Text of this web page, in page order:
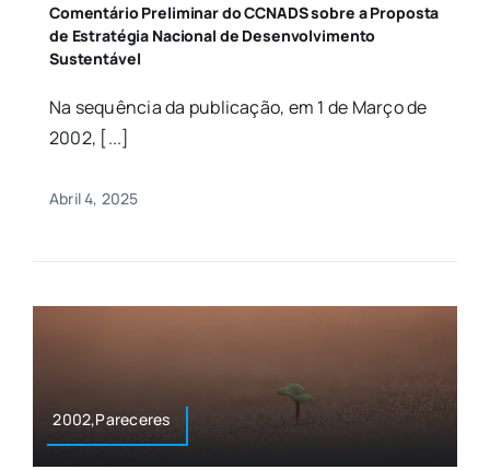
Comentário Preliminar do CCNADS sobre a Proposta
de Estratégia Nacional de Desenvolvimento
Sustentável
Na sequência da publicação, em 1 de Março de
2002, [...]
Abril 4, 2025
2002,Pareceres